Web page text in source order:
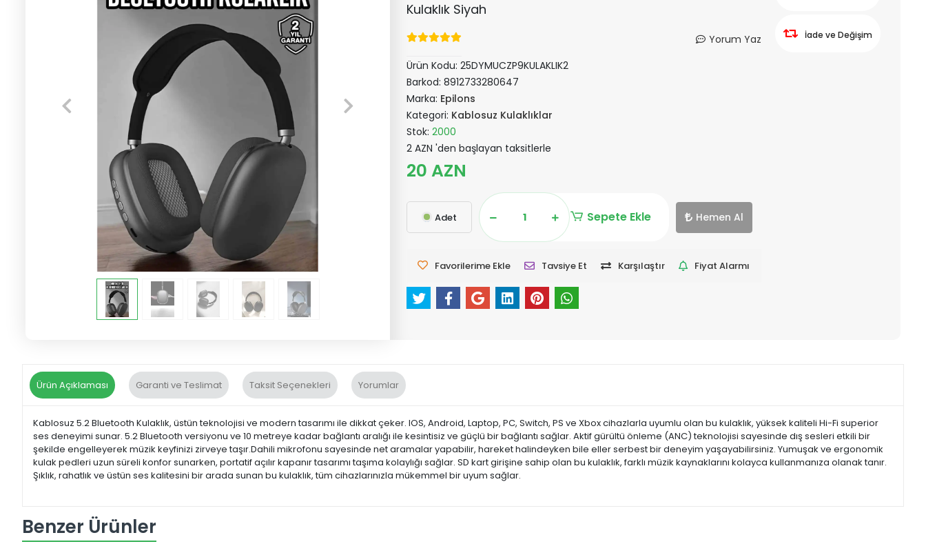
Kulaklık Siyah
Yorum Yaz
Ürün Kodu:25DYMUCZP9KULAKLIK2
Barkod:8912733280647
Marka: Epilons
Kategori: Kablosuz Kulaklıklar
Stok:2000
2 AZN 'den başlayan taksitlerle
20 AZN
Adet Sepete Ekle Hemen Al
Favorilerime Ekle Tavsiye Et Karşılaştır Fiyat Alarmı
İade ve Değişim
Ürün Açıklaması Garanti ve Teslimat Taksit Seçenekleri Yorumlar
Kablosuz 5.2 Bluetooth Kulaklık, üstün teknolojisi ve modern tasarımı ile dikkat çeker. IOS, Android, Laptop, PC, Switch, PS ve Xbox cihazlarla uyumlu olan bu kulaklık, yüksek kaliteli Hi-Fi superior
ses deneyimi sunar. 5.2 Bluetooth versiyonu ve 10 metreye kadar bağlantı aralığı ile kesintisiz ve güçlü bir bağlantı sağlar. Aktif gürültü önleme (ANC) teknolojisi sayesinde dış sesleri etkili bir
şekilde engelleyerek müzik keyfinizi zirveye taşır.Dahili mikrofonu sayesinde net aramalar yapabilir, hareket halindeyken bile eller serbest bir deneyim yaşayabilirsiniz. Yumuşak ve ergonomik
kulak pedleri uzun süreli konfor sunarken, portatif açılır kapanır tasarımı taşıma kolaylığı sağlar. SD kart girişine sahip olan bu kulaklık, farklı müzik kaynaklarını kolayca kullanmanıza olanak tanır.
Şıklık, rahatlık ve üstün ses kalitesini bir arada sunan bu kulaklık, tüm cihazlarınızla mükemmel bir uyum sağlar.
Benzer Ürünler